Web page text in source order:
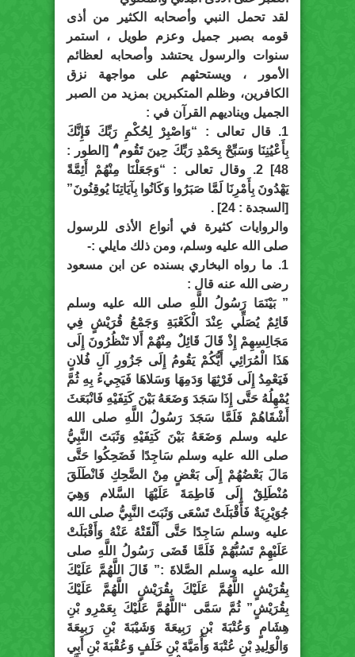
لقد تحمل النبي وأصحابه الكثير من أذى
قومه بصبر جميل وعزم طويل ، استمر
سنوات والرسول يحتشد وأصحابه لعظائم
الأمور ، ويستحثهم على مواجهة نزق
الكافرين، وظلم المتكبرين بمزيد من الصبر
الجميل ويناديهم القرآن في :
1. قال تعالى : “وَاصْبِرْ لِحُكْمِ رَبِّكَ فَإِنَّكَ
بِأَعْيُنِنَا وَسَبِّحْ بِحَمْدِ رَبِّكَ حِينَ تَقُوم“ُ [الطور :
48] 2. وقال تعالى : “وَجَعَلْنَا مِنْهُمْ أَئِمَّةً
يَهْدُونَ بِأَمْرِنَا لَمَّا صَبَرُوا وَكَانُوا بِآيَاتِنَا يُوقِنُونَ”
[السجدة : 24] .
والروايات كثيرة في أنواع الأذى للرسول
صلى الله عليه وسلم، ومن ذلك مايلي :-
1. ما رواه البخاري بسنده عن ابن مسعود
رضى الله عنه قال :
” بَيْنَمَا رَسُولُ اللَّهِ صلى الله عليه وسلم
قَائِمٌ يُصَلِّي عِنْدَ الْكَعْبَةِ وَجَمْعُ قُرَيْشٍ فِي
مَجَالِسِهِمْ إِذْ قَالَ قَائِلٌ مِنْهُمْ أَلا تَنْظُرُونَ إِلَى
هَذَا الْمُرَائِي أَيُّكُمْ يَقُومُ إِلَى جَزُورِ آلِ فُلانٍ
فَيَعْمِدُ إِلَى فَرْثِهَا وَدَمِهَا وَسَلاهَا فَيَجِيءُ بِهِ ثُمَّ
يُمْهِلُهُ حَتَّى إِذَا سَجَدَ وَضَعَهُ بَيْنَ كَتِفَيْهِ فَانْبَعَثَ
أَشْقَاهُمْ فَلَمَّا سَجَدَ رَسُولُ اللَّهِ صلى الله
عليه وسلم وَضَعَهُ بَيْنَ كَتِفَيْهِ وَثَبَتَ النَّبِيُّ
صلى الله عليه وسلم سَاجِدًا فَضَحِكُوا حَتَّى
مَالَ بَعْضُهُمْ إِلَى بَعْضٍ مِنْ الضَّحِكِ فَانْطَلَقَ
مُنْطَلِقٌ إِلَى فَاطِمَةَ عَلَيْهَا السَّلام وَهِيَ
جُوَيْرِيَةٌ فَأَقْبَلَتْ تَسْعَى وَثَبَتَ النَّبِيُّ صلى الله
عليه وسلم سَاجِدًا حَتَّى أَلْقَتْهُ عَنْهُ وَأَقْبَلَتْ
عَلَيْهِمْ تَسُبُّهُمْ فَلَمَّا قَضَى رَسُولُ اللَّهِ صلى
الله عليه وسلم الصَّلاةَ :” قَالَ اللَّهُمَّ عَلَيْكَ
بِقُرَيْشٍ اللَّهُمَّ عَلَيْكَ بِقُرَيْشٍ اللَّهُمَّ عَلَيْكَ
بِقُرَيْشٍ” ثُمَّ سَمَّى “اللَّهُمَّ عَلَيْكَ بِعَمْرِو بْنِ
هِشَامٍ وَعُتْبَةَ بْنِ رَبِيعَةَ وَشَيْبَةَ بْنِ رَبِيعَةَ
وَالْوَلِيدِ بْنِ عُتْبَةَ وَأُمَيَّةَ بْنِ خَلَفٍ وَعُقْبَةَ بْنِ أَبِي